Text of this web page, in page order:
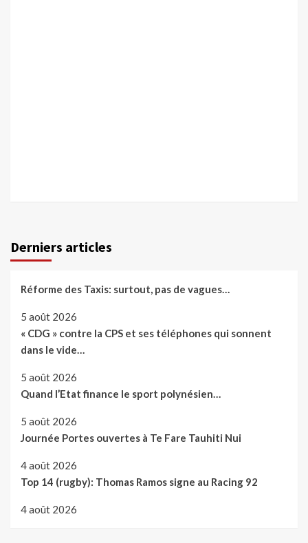
Derniers articles
Réforme des Taxis: surtout, pas de vagues…
5 août 2026
« CDG » contre la CPS et ses téléphones qui sonnent
dans le vide…
5 août 2026
Quand l’Etat finance le sport polynésien…
5 août 2026
Journée Portes ouvertes à Te Fare Tauhiti Nui
4 août 2026
Top 14 (rugby): Thomas Ramos signe au Racing 92
4 août 2026